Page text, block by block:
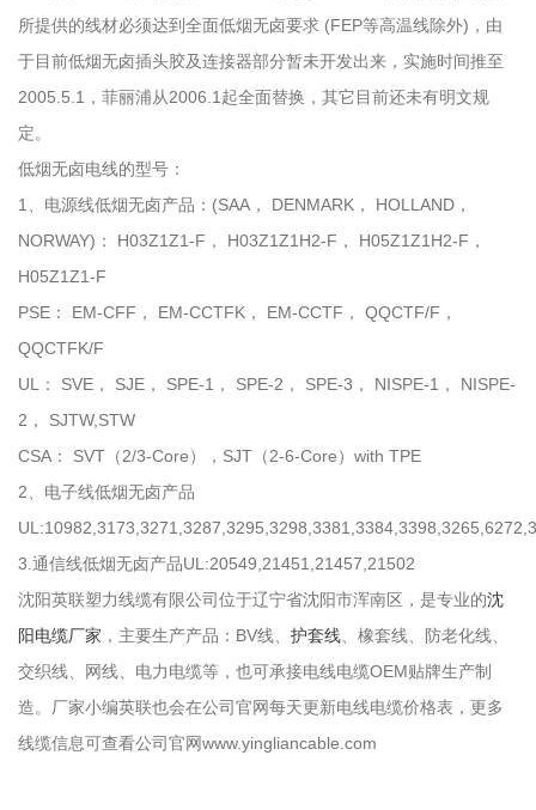
所提供的线材必须达到全面低烟无卤要求 (FEP等高温线除外)，由
于目前低烟无卤插头胶及连接器部分暂未开发出来，实施时间推至
2005.5.1，菲丽浦从2006.1起全面替换，其它目前还未有明文规
定。
低烟无卤电线的型号：
1、电源线低烟无卤产品：(SAA， DENMARK， HOLLAND，
NORWAY)： H03Z1Z1-F， H03Z1Z1H2-F， H05Z1Z1H2-F，
H05Z1Z1-F
PSE： EM-CFF， EM-CCTFK， EM-CCTF， QQCTF/F，
QQCTFK/F
UL： SVE， SJE， SPE-1， SPE-2， SPE-3， NISPE-1， NISPE-
2， SJTW,STW
CSA： SVT（2/3-Core），SJT（2-6-Core）with TPE
2、电子线低烟无卤产品
3.通信线低烟无卤产品UL:20549,21451,21457,21502
沈阳英联塑力线缆有限公司位于辽宁省沈阳市浑南区，是专业的沈
阳电缆厂家 ，主要生产产品：BV线、 护套线 、橡套线、防老化线、
交织线、网线、电力电缆等，也可承接电线电缆OEM贴牌生产制
造。厂家小编英联也会在公司官网每天更新电线电缆价格表，更多
线缆信息可查看公司官网www.yingliancable.com